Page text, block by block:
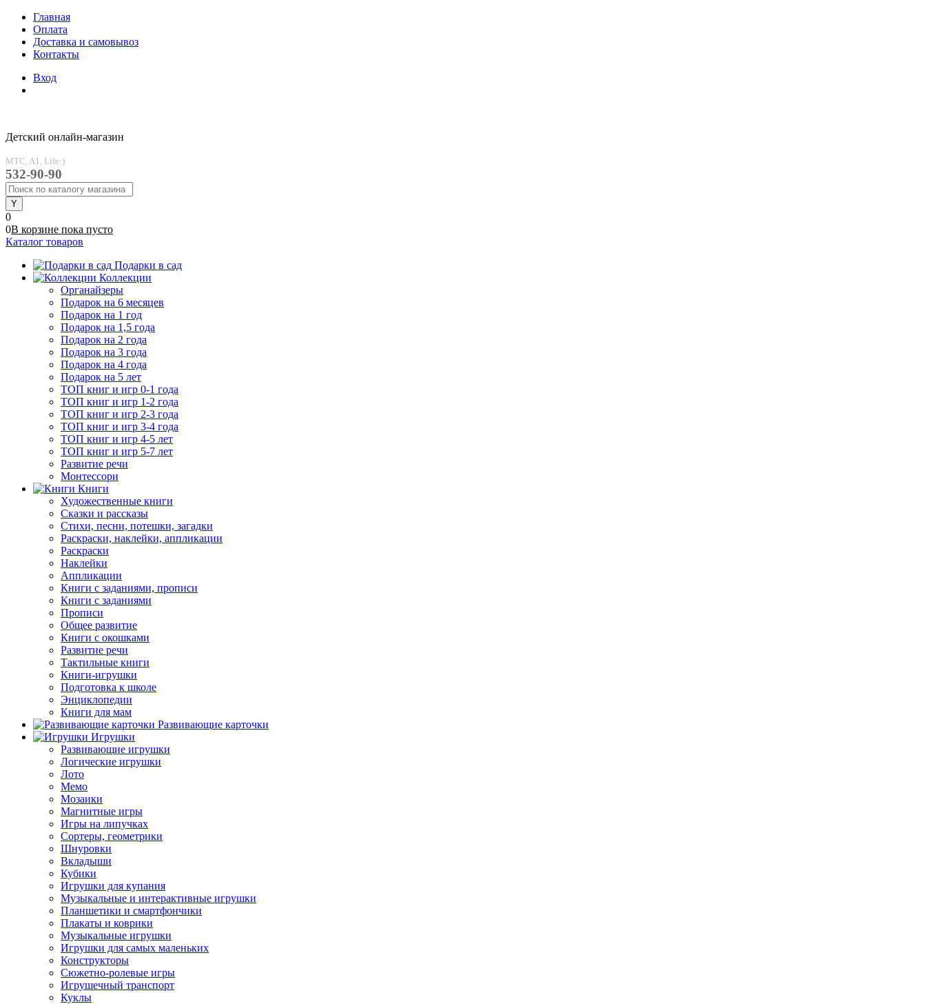
Главная
Оплата
Доставка и самовывоз
Контакты
Вход
Детский онлайн-магазин
MTC, A1, Life:)
532-90-90
0
0В корзине пока пусто
Каталог товаров
Подарки в сад
Коллекции
Органайзеры
Подарок на 6 месяцев
Подарок на 1 год
Подарок на 1,5 года
Подарок на 2 года
Подарок на 3 года
Подарок на 4 года
Подарок на 5 лет
ТОП книг и игр 0-1 года
ТОП книг и игр 1-2 года
ТОП книг и игр 2-3 года
ТОП книг и игр 3-4 года
ТОП книг и игр 4-5 лет
ТОП книг и игр 5-7 лет
Развитие речи
Монтессори
Книги
Художественные книги
Сказки и рассказы
Стихи, песни, потешки, загадки
Раскраски, наклейки, аппликации
Раскраски
Наклейки
Аппликации
Книги с заданиями, прописи
Книги с заданиями
Прописи
Общее развитие
Книги с окошками
Развитие речи
Тактильные книги
Книги-игрушки
Подготовка к школе
Энциклопедии
Книги для мам
Развивающие карточки
Игрушки
Развивающие игрушки
Логические игрушки
Лото
Мемо
Мозаики
Магнитные игры
Игры на липучках
Сортеры, геометрики
Шнуровки
Вкладыши
Кубики
Игрушки для купания
Музыкальные и интерактивные игрушки
Планшетики и смартфончики
Плакаты и коврики
Музыкальные игрушки
Игрушки для самых маленьких
Конструкторы
Сюжетно-ролевые игры
Игрушечный транспорт
Куклы